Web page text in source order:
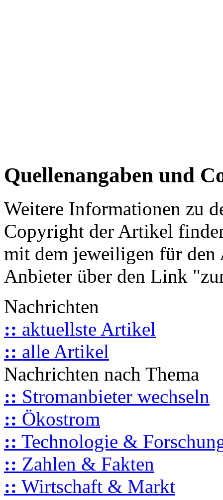
Quellenangaben und
Weitere Informationen zu
Copyright der Artikel
mit dem jeweiligen für
Anbieter über den Link
Nachrichten
:: aktuellste Artikel
:: alle Artikel
Nachrichten nach Thema
:: Stromanbieter wechseln
:: Ökostrom
:: Technologie &
:: Zahlen & Fakten
:: Wirtschaft & Markt